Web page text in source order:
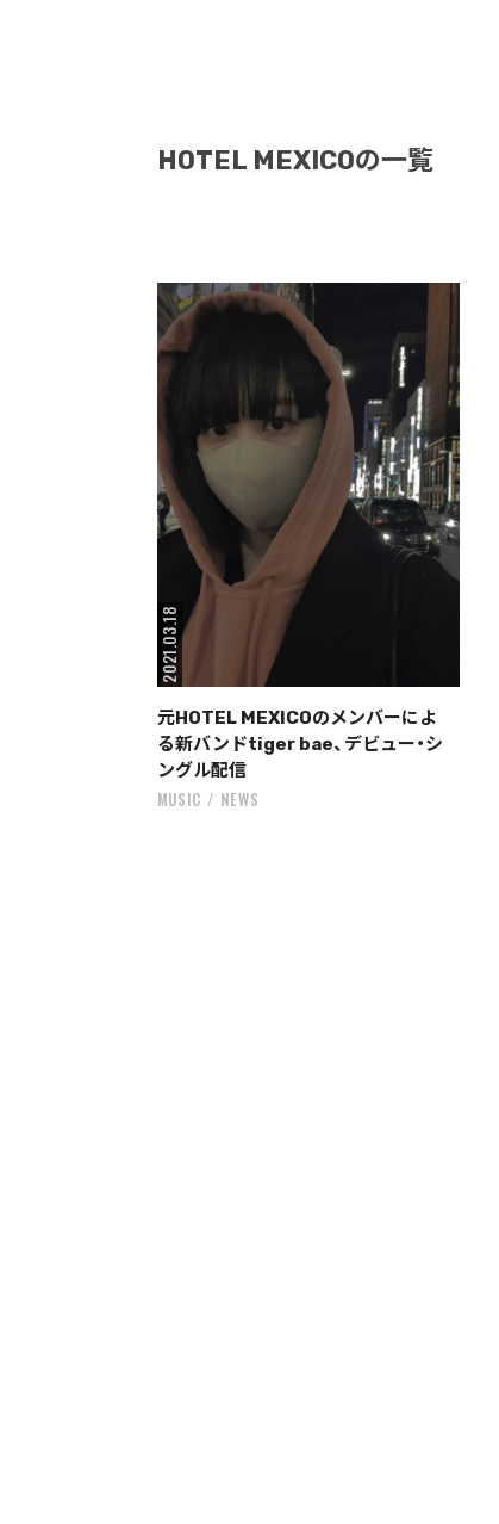
HOTEL MEXICOの一覧
2021.03.18
元HOTEL MEXICOのメンバーによ
る新バンドtiger bae、デビュー・シ
ングル配信
MUSIC NEWS